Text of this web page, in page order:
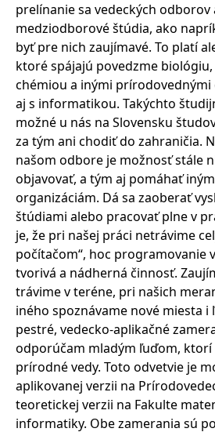
prelínanie sa vedeckých odborov
medziodborové štúdia, ako
byť pre nich zaujímavé. To platí
ktoré spájajú povedzme
chémiou a inými
aj s informatikou. Takýchto
možné u nás na Slovensku
za tým ani chodiť do zahraničia.
našom odbore je možnosť stále
objavovať, a tým aj pomáhať
organizáciám. Dá sa zaoberať
štúdiami alebo pracovať plne v
je, že pri našej práci netrávime
počítačom“, hoc programovanie
tvorivá a nádherná činnosť.
trávime v teréne, pri našich
iného spoznávame nové miesta i
pestré, vedecko-aplikačné
odporúčam mladým ľuďom, ktorí
prírodné vedy. Toto odvetvie je
aplikovanej verzii na
teoretickej verzii na Fakulte
informatiky. Obe zamerania sú